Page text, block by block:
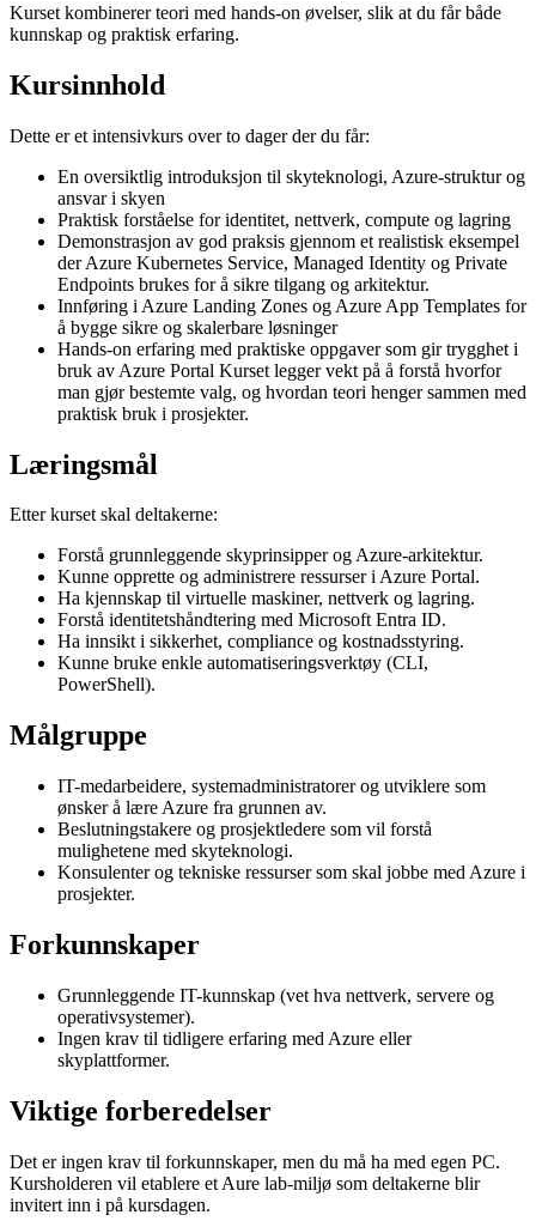
Kurset kombinerer teori med hands-on øvelser, slik at du får både
kunnskap og praktisk erfaring.
Kursinnhold
Dette er et intensivkurs over to dager der du får:
En oversiktlig introduksjon til skyteknologi, Azure‑struktur og
ansvar i skyen
Praktisk forståelse for identitet, nettverk, compute og lagring
Demonstrasjon av god praksis gjennom et realistisk eksempel
der Azure Kubernetes Service, Managed Identity og Private
Endpoints brukes for å sikre tilgang og arkitektur.
Innføring i Azure Landing Zones og Azure App Templates for
å bygge sikre og skalerbare løsninger
Hands‑on erfaring med praktiske oppgaver som gir trygghet i
bruk av Azure Portal Kurset legger vekt på å forstå hvorfor
man gjør bestemte valg, og hvordan teori henger sammen med
praktisk bruk i prosjekter.
Læringsmål
Etter kurset skal deltakerne:
Forstå grunnleggende skyprinsipper og Azure-arkitektur.
Kunne opprette og administrere ressurser i Azure Portal.
Ha kjennskap til virtuelle maskiner, nettverk og lagring.
Forstå identitetshåndtering med Microsoft Entra ID.
Ha innsikt i sikkerhet, compliance og kostnadsstyring.
Kunne bruke enkle automatiseringsverktøy (CLI,
PowerShell).
Målgruppe
IT-medarbeidere, systemadministratorer og utviklere som
ønsker å lære Azure fra grunnen av.
Beslutningstakere og prosjektledere som vil forstå
mulighetene med skyteknologi.
Konsulenter og tekniske ressurser som skal jobbe med Azure i
prosjekter.
Forkunnskaper
Grunnleggende IT-kunnskap (vet hva nettverk, servere og
operativsystemer).
Ingen krav til tidligere erfaring med Azure eller
skyplattformer.
Viktige forberedelser
Det er ingen krav til forkunnskaper, men du må ha med egen PC.
Kursholderen vil etablere et Aure lab-miljø som deltakerne blir
invitert inn i på kursdagen.